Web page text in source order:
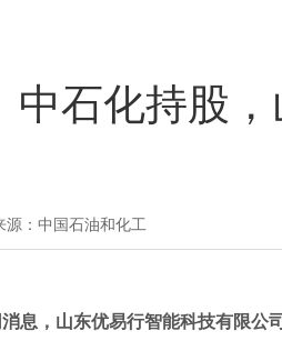
中石化持股
源：中国石油和化工
息，山东优易行智能科技有限公